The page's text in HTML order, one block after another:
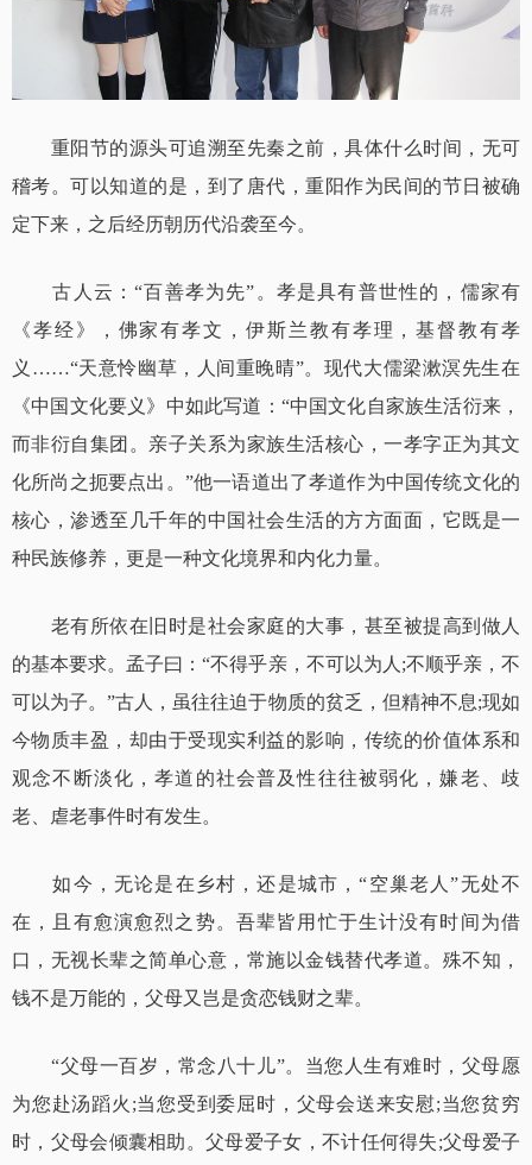
重阳节的源头可追溯至先秦之前，具体什么时间，无可
稽考。可以知道的是，到了唐代，重阳作为民间的节日被确
定下来，之后经历朝历代沿袭至今。
古人云：“百善孝为先”。孝是具有普世性的，儒家有
《孝经》，佛家有孝文，伊斯兰教有孝理，基督教有孝
义……“天意怜幽草，人间重晚晴”。现代大儒梁漱溟先生在
《中国文化要义》中如此写道：“中国文化自家族生活衍来，
而非衍自集团。亲子关系为家族生活核心，一孝字正为其文
化所尚之扼要点出。”他一语道出了孝道作为中国传统文化的
核心，渗透至几千年的中国社会生活的方方面面，它既是一
种民族修养，更是一种文化境界和内化力量。
老有所依在旧时是社会家庭的大事，甚至被提高到做人
的基本要求。孟子曰：“不得乎亲，不可以为人;不顺乎亲，不
可以为子。”古人，虽往往迫于物质的贫乏，但精神不息;现如
今物质丰盈，却由于受现实利益的影响，传统的价值体系和
观念不断淡化，孝道的社会普及性往往被弱化，嫌老、歧
老、虐老事件时有发生。
如今，无论是在乡村，还是城市，“空巢老人”无处不
在，且有愈演愈烈之势。吾辈皆用忙于生计没有时间为借
口，无视长辈之简单心意，常施以金钱替代孝道。殊不知，
钱不是万能的，父母又岂是贪恋钱财之辈。
“父母一百岁，常念八十儿”。当您人生有难时，父母愿
为您赴汤蹈火;当您受到委屈时，父母会送来安慰;当您贫穷
时，父母会倾囊相助。父母爱子女，不计任何得失;父母爱子